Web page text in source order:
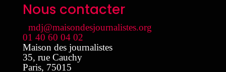
Nous contacter
mdj@maisondesjournalistes.org
01 40 60 04 02
Maison des journalistes
35, rue Cauchy
Paris, 75015